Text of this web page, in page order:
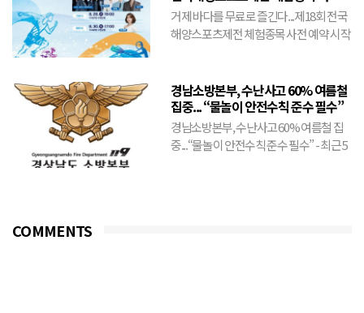
예약 시작
거제 바다를 무료로 즐긴다...제18회 전국
해양스포츠제전 체험종목 사전 예약 시작
경남소방본부, 수난사고 60% 여름철
집중... “물놀이 안전수칙 준수 필수”
경남소방본부, 수난사고 60% 여름철 집
중...“물놀이 안전수칙 준수 필수” - 최근 5
COMMENTS